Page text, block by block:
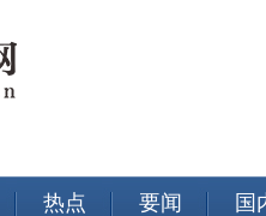
热点 要闻 国